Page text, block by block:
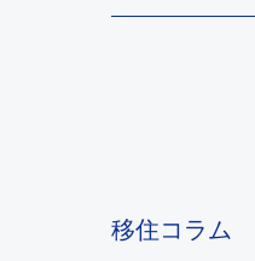
移住コラム